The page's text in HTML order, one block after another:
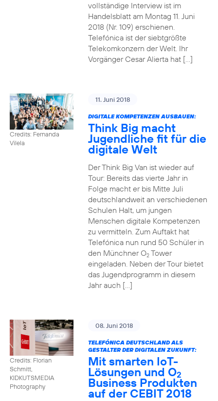
vollständige Interview ist im
Handelsblatt am Montag 11. Juni
2018 (Nr. 109) erschienen.
Telefónica ist der siebtgrößte
Telekomkonzern der Welt. Ihr
Vorgänger Cesar Alierta hat […]
Credits: Fernanda
Vilela
11. Juni 2018
DIGITALE KOMPETENZEN AUSBAUEN:
Think Big macht
Jugendliche fit für die
digitale Welt
Der Think Big Van ist wieder auf
Tour: Bereits das vierte Jahr in
Folge macht er bis Mitte Juli
deutschlandweit an verschiedenen
Schulen Halt, um jungen
Menschen digitale Kompetenzen
zu vermitteln. Zum Auftakt hat
Telefónica nun rund 50 Schüler in
den Münchner O2Tower
eingeladen. Neben der Tour bietet
das Jugendprogramm in diesem
Jahr auch […]
Credits: Florian
Schmitt,
KIDKUTSMEDIA
Photography
08. Juni 2018
TELEFÓNICA DEUTSCHLAND ALS
GESTALTER DER DIGITALEN ZUKUNFT:
Mit smarten IoT-
Lösungen und O2
Business Produkten
auf der CEBIT 2018